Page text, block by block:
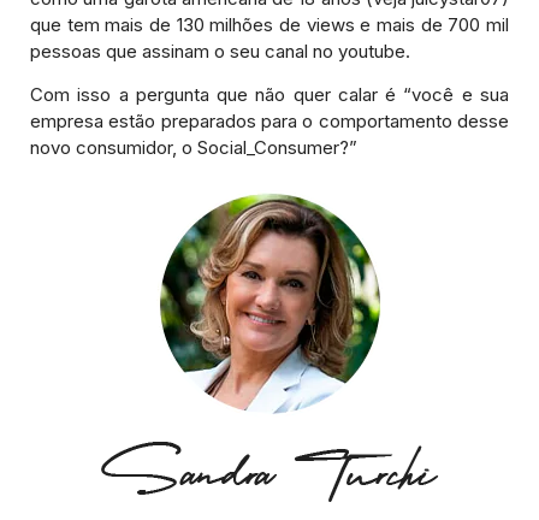
que tem mais de 130 milhões de views e mais de 700 mil
pessoas que assinam o seu canal no youtube.
Com isso a pergunta que não quer calar é “você e sua
empresa estão preparados para o comportamento desse
novo consumidor, o Social_Consumer?”